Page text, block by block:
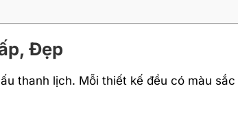
Đẹp
thanh lịch. Mỗi thiết kế đều có màu